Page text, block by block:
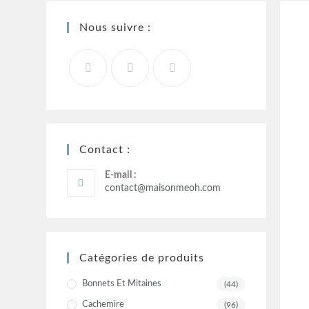
Nous suivre :
Contact :
E-mail :
contact@maisonmeoh.com
Catégories de produits
Bonnets Et Mitaines (44)
Cachemire (96)